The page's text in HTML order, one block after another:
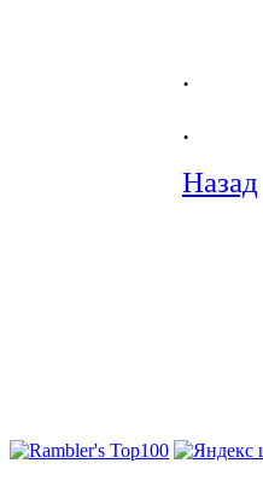
.
.
Назад